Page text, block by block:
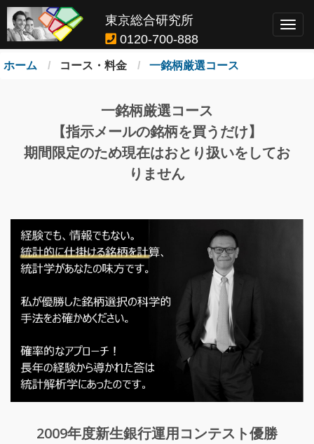
東京総合研究所
0120-700-888
ホーム コース・料金 一銘柄厳選コース
一銘柄厳選コース
【指示メールの銘柄を買うだけ】
期間限定のため現在はおとり扱いをしてお
りません
2009年度新生銀行運用コンテスト優勝